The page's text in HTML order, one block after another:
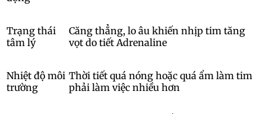
Trạng thái
tâm lý
Căng thẳng, lo âu khiến nhịp tim tăng
vọt do tiết Adrenaline
Nhiệt độ môi
trường
Thời tiết quá nóng hoặc quá ẩm làm tim
phải làm việc nhiều hơn